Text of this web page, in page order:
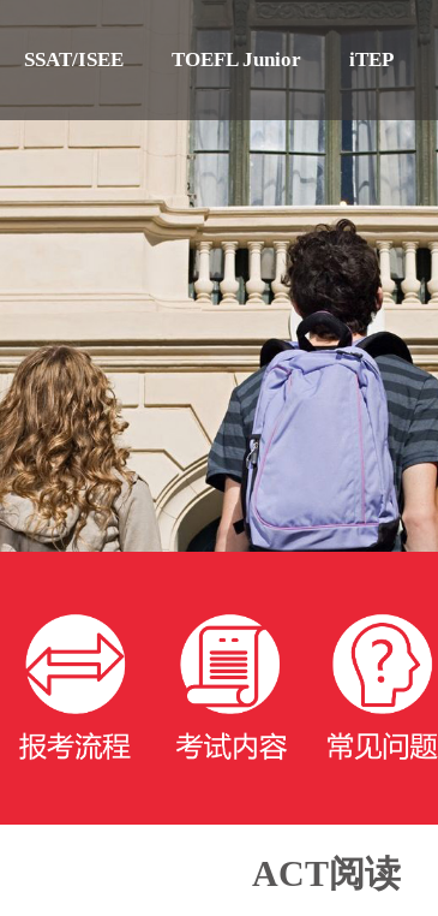
SSAT/ISEE TOEFL Junior iTEP
ACT阅读